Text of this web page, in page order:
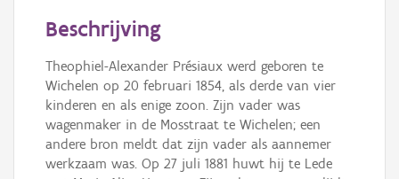
Hergebruik
Aanmelden
Beschrijving
Theophiel-Alexander Présiaux werd geboren te
Wichelen op 20 februari 1854, als derde van vier
kinderen en als enige zoon. Zijn vader was
wagenmaker in de Mosstraat te Wichelen; een
andere bron meldt dat zijn vader als aannemer
werkzaam was. Op 27 juli 1881 huwt hij te Lede